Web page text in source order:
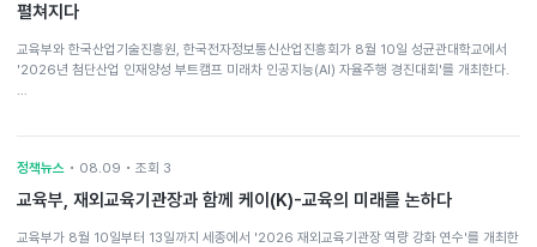
펼쳐지다
교육부와 한국산업기술진흥원, 한국전자정보통신산업진흥회가 8월 10일 성균관대학교에서
'2026년 첨단산업 인재양성 부트캠프 미래차 인공지능(AI) 자율주행 경진대회'를 개최한다.
정책뉴스 • 08.09 • 조회 3
교육부, 재외교육기관장과 함께 케이(K)-교육의 미래를 논하다
교육부가 8월 10일부터 13일까지 세종에서 '2026 재외교육기관장 역량 강화 연수'를 개최한